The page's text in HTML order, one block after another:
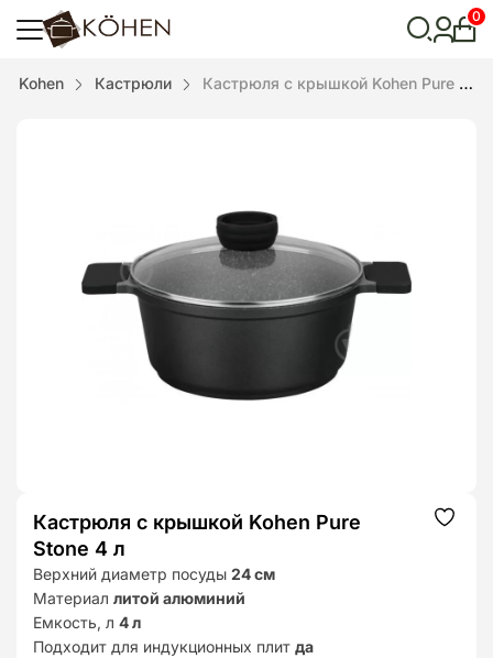
пошук
0
Kohen Кастрюли Кастрюля с крышкой Kohen Pure Stone 4 л
Кастрюля с крышкой Kohen Pure
Stone 4 л
Верхний диаметр посуды 24 см
Материал литой алюминий
Емкость, л 4 л
Подходит для индукционных плит да